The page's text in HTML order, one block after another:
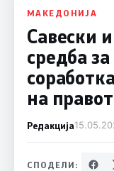
МАКЕДОНИЈА
Савески
средба
на
Редакција
СПОДЕЛИ: